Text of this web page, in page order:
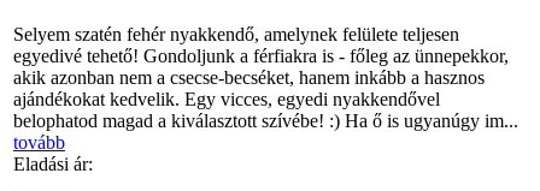
Selyem szatén fehér nyakkendő, amelynek felülete teljesen
egyedivé tehető! Gondoljunk a férfiakra is - főleg az ünnepekkor,
akik azonban nem a csecse-becséket, hanem inkább a hasznos
ajándékokat kedvelik. Egy vicces, egyedi nyakkendővel
belophatod magad a kiválasztott szívébe! :) Ha ő is ugyanúgy im...
tovább
Eladási ár: